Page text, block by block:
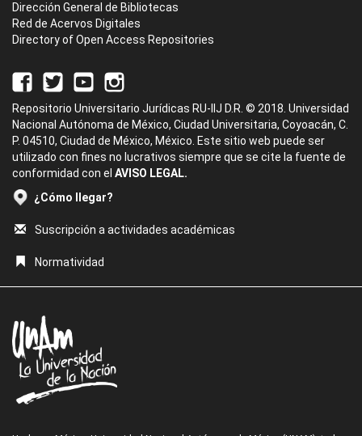
Dirección General de Bibliotecas
Red de Acervos Digitales
Directory of Open Access Repositories
Repositorio Universitario Jurídicas RU-IIJ D.R. © 2018. Universidad
Nacional Autónoma de México, Ciudad Universitaria, Coyoacán, C.
P. 04510, Ciudad de México, México. Este sitio web puede ser
utilizado con fines no lucrativos siempre que se cite la fuente de
conformidad con el AVISO LEGAL.
¿Cómo llegar?
Suscripción a actividades académicas
Normatividad